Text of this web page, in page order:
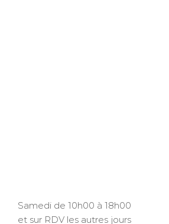
Samedi de 10h00 à 18h00
et sur RDV les autres jours